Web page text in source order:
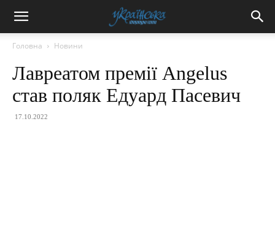
Головна Новини
Лавреатом премії Angelus
став поляк Едуард Пасевич
17.10.2022